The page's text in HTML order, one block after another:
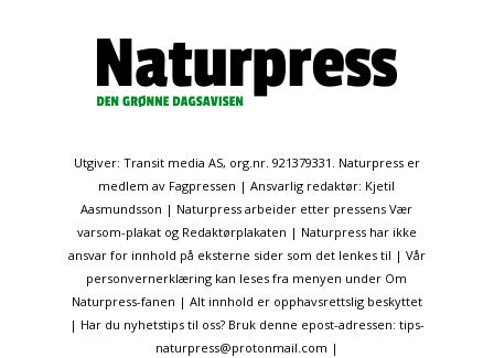
Utgiver: Transit media AS, org.nr. 921379331. Naturpress er
medlem av Fagpressen | Ansvarlig redaktør: Kjetil
Aasmundsson | Naturpress arbeider etter pressens Vær
varsom-plakat og Redaktørplakaten | Naturpress har ikke
ansvar for innhold på eksterne sider som det lenkes til | Vår
personvernerklæring kan leses fra menyen under Om
Naturpress-fanen | Alt innhold er opphavsrettslig beskyttet
| Har du nyhetstips til oss? Bruk denne epost-adressen: tips-
naturpress@protonmail.com |